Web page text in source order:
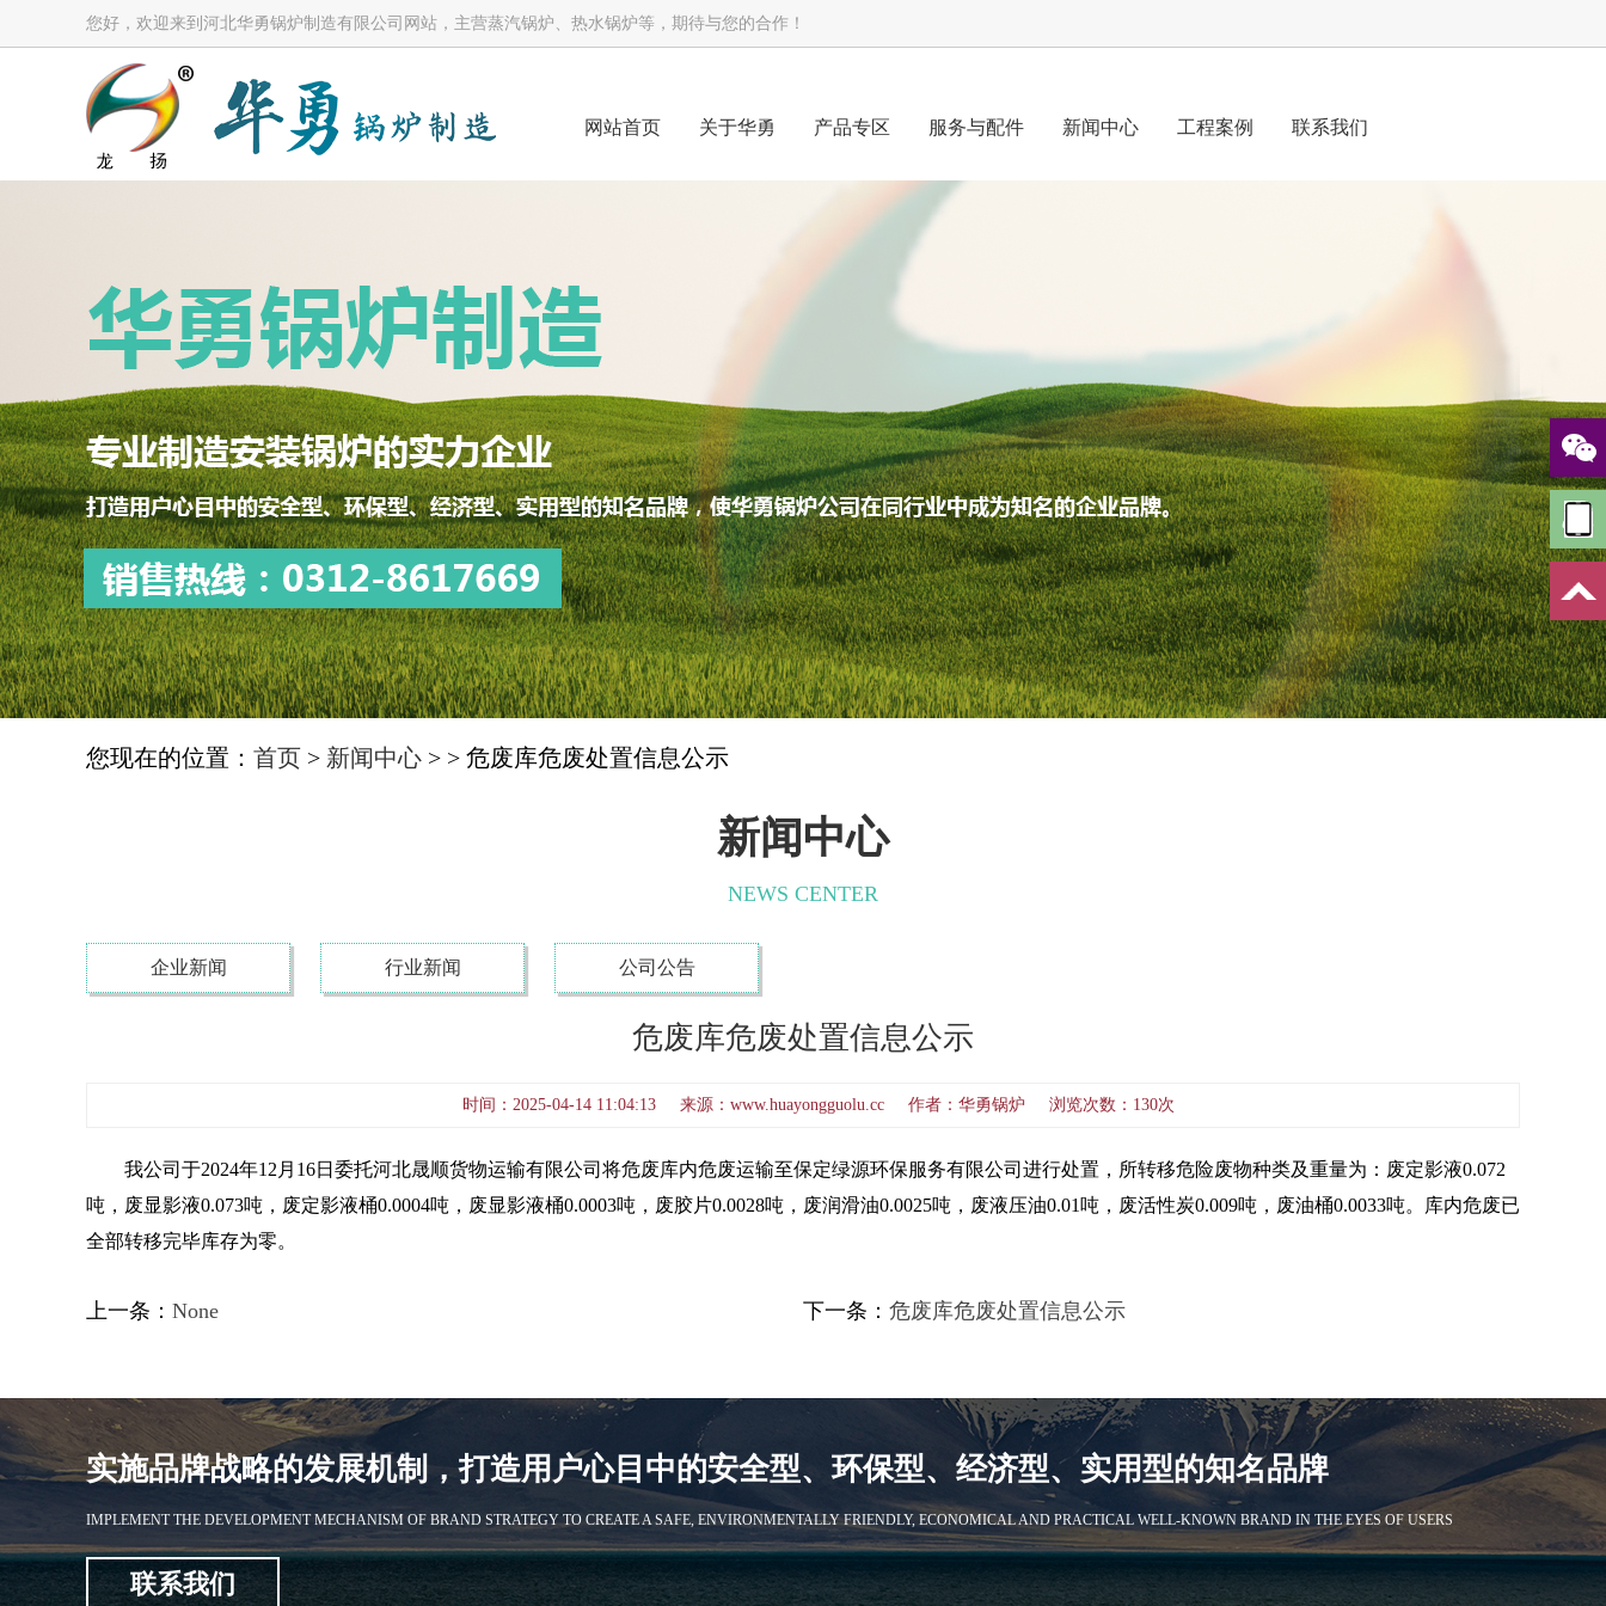
您好，欢迎来到河北华勇锅炉制造有限公司网站，主营蒸汽锅炉、热水锅炉等，期待与您的合作！
网站首页 关于华勇 产品专区 服务与配件 新闻中心 工程案例 联系我们
您现在的位置： 首页 > 新闻中心 > > 危废库危废处置信息公示
新闻中心
NEWS CENTER
企业新闻 行业新闻 公司公告
危废库危废处置信息公示
时间：2025-04-14 11:04:13 来源：www.huayongguolu.cc 作者：华勇锅炉 浏览次数：130次
我公司于2024年12月16日委托河北晟顺货物运输有限公司将危废库内危废运输至保定绿源环保服务有限公司进行处置，所转移危险废物种类及重量为：废定影液0.072
吨，废显影液0.073吨，废定影液桶0.0004吨，废显影液桶0.0003吨，废胶片0.0028吨，废润滑油0.0025吨，废液压油0.01吨，废活性炭0.009吨，废油桶0.0033吨。库内危废已
全部转移完毕库存为零。
上一条： None 下一条： 危废库危废处置信息公示
实施品牌战略的发展机制，打造用户心目中的安全型、环保型、经济型、实用型的知名品牌
IMPLEMENT THE DEVELOPMENT MECHANISM OF BRAND STRATEGY TO CREATE A SAFE, ENVIRONMENTALLY FRIENDLY, ECONOMICAL AND PRACTICAL WELL-KNOWN BRAND IN THE EYES OF USERS
联系我们